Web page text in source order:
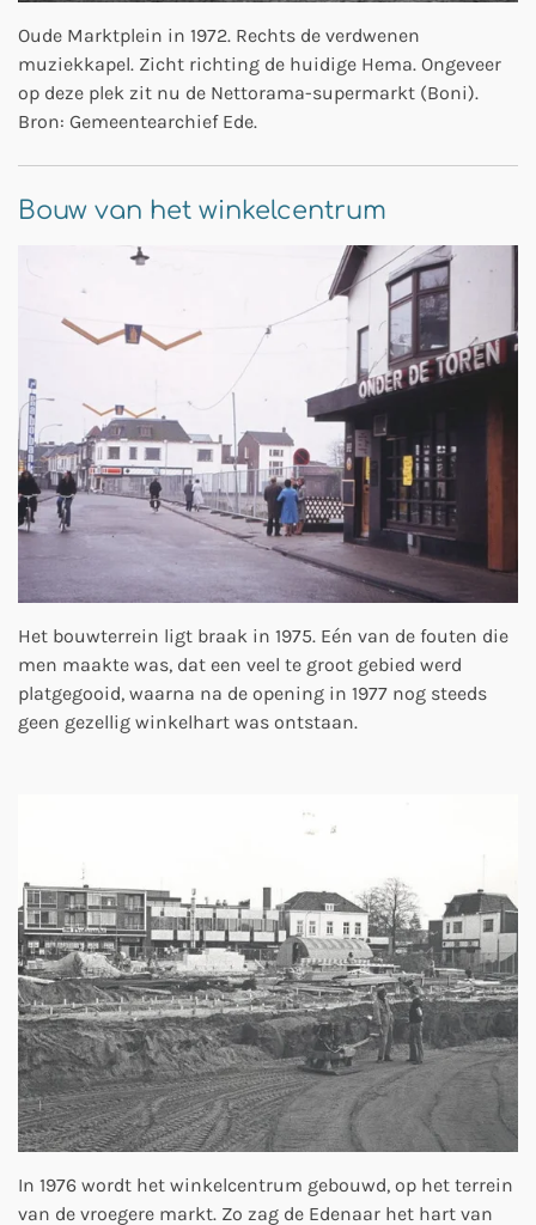
Oude Marktplein in 1972. Rechts de verdwenen
muziekkapel. Zicht richting de huidige Hema. Ongeveer
op deze plek zit nu de Nettorama-supermarkt (Boni).
Bron: Gemeentearchief Ede.
Bouw van het winkelcentrum
Het bouwterrein ligt braak in 1975. Eén van de fouten die
men maakte was, dat een veel te groot gebied werd
platgegooid, waarna na de opening in 1977 nog steeds
geen gezellig winkelhart was ontstaan.
In 1976 wordt het winkelcentrum gebouwd, op het terrein
van de vroegere markt. Zo zag de Edenaar het hart van